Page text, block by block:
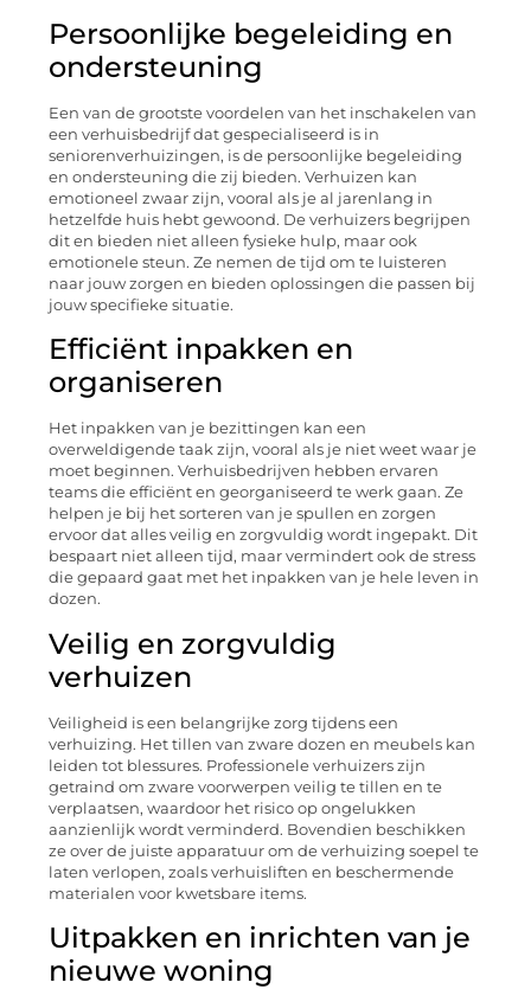
Persoonlijke begeleiding en
ondersteuning
Een van de grootste voordelen van het inschakelen van
een verhuisbedrijf dat gespecialiseerd is in
seniorenverhuizingen, is de persoonlijke begeleiding
en ondersteuning die zij bieden. Verhuizen kan
emotioneel zwaar zijn, vooral als je al jarenlang in
hetzelfde huis hebt gewoond. De verhuizers begrijpen
dit en bieden niet alleen fysieke hulp, maar ook
emotionele steun. Ze nemen de tijd om te luisteren
naar jouw zorgen en bieden oplossingen die passen bij
jouw specifieke situatie.
Efficiënt inpakken en
organiseren
Het inpakken van je bezittingen kan een
overweldigende taak zijn, vooral als je niet weet waar je
moet beginnen. Verhuisbedrijven hebben ervaren
teams die efficiënt en georganiseerd te werk gaan. Ze
helpen je bij het sorteren van je spullen en zorgen
ervoor dat alles veilig en zorgvuldig wordt ingepakt. Dit
bespaart niet alleen tijd, maar vermindert ook de stress
die gepaard gaat met het inpakken van je hele leven in
dozen.
Veilig en zorgvuldig
verhuizen
Veiligheid is een belangrijke zorg tijdens een
verhuizing. Het tillen van zware dozen en meubels kan
leiden tot blessures. Professionele verhuizers zijn
getraind om zware voorwerpen veilig te tillen en te
verplaatsen, waardoor het risico op ongelukken
aanzienlijk wordt verminderd. Bovendien beschikken
ze over de juiste apparatuur om de verhuizing soepel te
laten verlopen, zoals verhuisliften en beschermende
materialen voor kwetsbare items.
Uitpakken en inrichten van je
nieuwe woning